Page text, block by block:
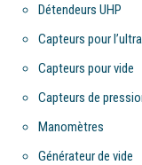
Détendeurs UHP
Capteurs pour
Capteurs pour vide
Capteurs de
Manomètres
Générateur de vide